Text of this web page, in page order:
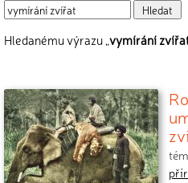
Hledanému výrazu „vymírání